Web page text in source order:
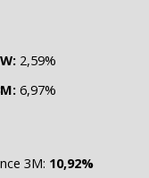
2,59%
6,97%
3M: 10,92%